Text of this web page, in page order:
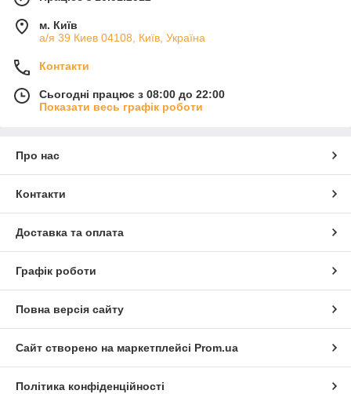
м. Київ
а/я 39 Киев 04108, Київ, Україна
Контакти
Сьогодні працює з 08:00 до 22:00
Показати весь графік роботи
Про нас
Контакти
Доставка та оплата
Графік роботи
Повна версія сайту
Сайт створено на маркетплейсі Prom.ua
Політика конфіденційності